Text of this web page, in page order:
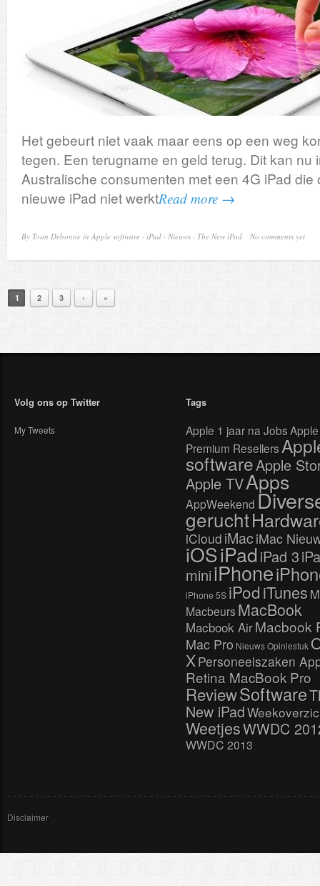
Het gebeurt niet vaak maar eens op een weg
tegen. Een terugname en geld terug. Dit kan nu
Australische consumenten met een 4G iPad
nieuwe iPad niet werktRead more →
By Toon Debonne in Apple software · iPad · Nieuws · The New iPad No comments yet
1 2 3 › »
Volg ons op Twitter
My Tweets
Tags
Apple 1 jaar na JobsApple
Premium Resellers
softwareApple
Apple TVApps
AppWeekend
gerucht
iCloud iMaciMac
iOSiPadiPad 3
miniiPhone
iPhone 5S iPodiTunes
MacbeursMacBook
Macbook AirMacbook
Mac Pro Nieuws Opiniestuk
XPersoneelszaken
Retina MacBook Pro
ReviewSoftware
New iPad
WeetjesWWDC
WWDC 2013
Disclaimer